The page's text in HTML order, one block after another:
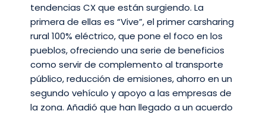
tendencias CX que están surgiendo. La
primera de ellas es “Vive”, el primer carsharing
rural 100% eléctrico, que pone el foco en los
pueblos, ofreciendo una serie de beneficios
como servir de complemento al transporte
público, reducción de emisiones, ahorro en un
segundo vehículo y apoyo a las empresas de
la zona. Añadió que han llegado a un acuerdo